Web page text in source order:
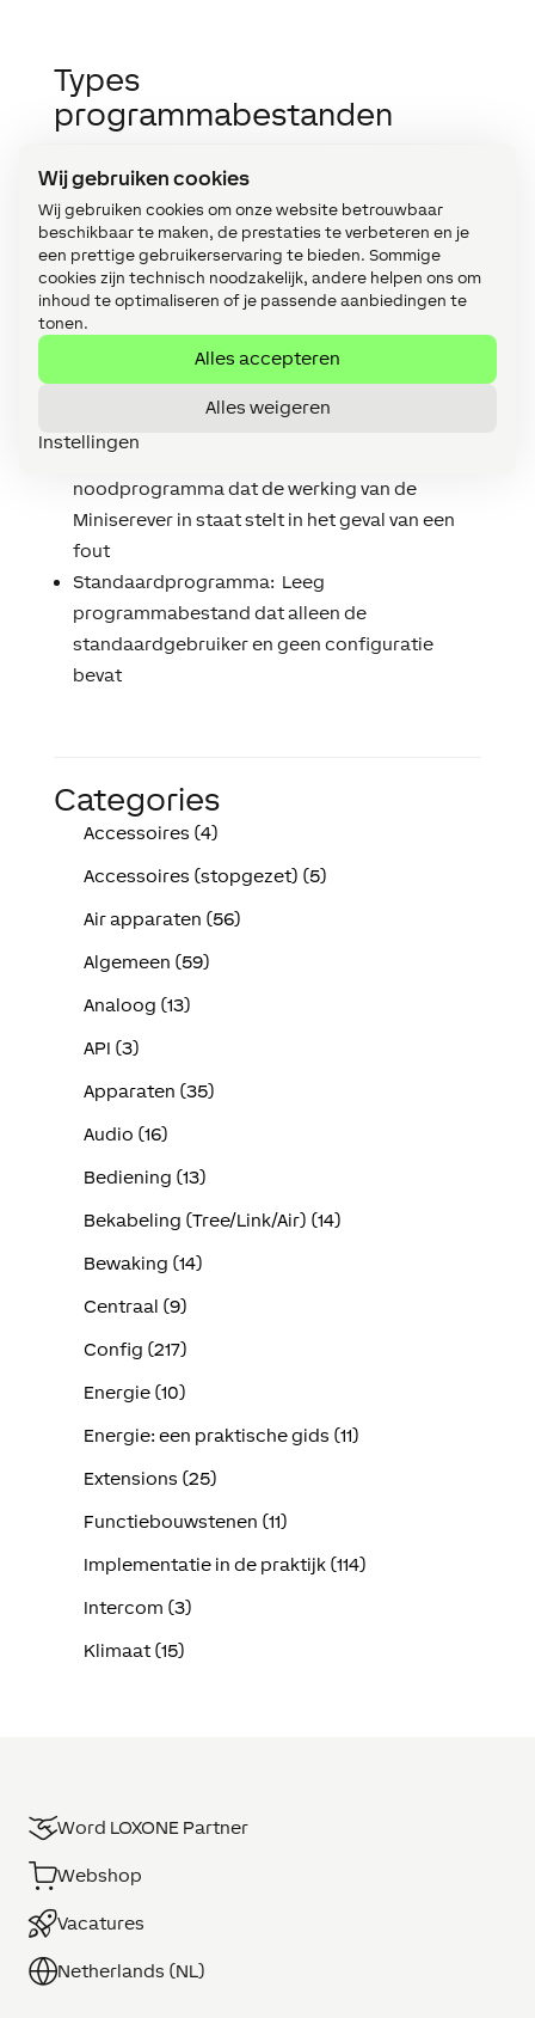
Wij gebruiken cookies
Wij gebruiken cookies om onze website betrouwbaar
beschikbaar te maken, de prestaties te verbeteren en je
een prettige gebruikerservaring te bieden. Sommige
cookies zijn technisch noodzakelijk, andere helpen ons om
inhoud te optimaliseren of je passende aanbiedingen te
tonen.
Alles accepteren
Alles weigeren
Instellingen
Types
programmabestanden
gemaakt met de Loxone Config-software en is
opgeslagen op de Miniserver. Het bevat de
configuratie (modules, logica, apparaten, …) van
de Miniserver. Volgende soorten
programmabestanden zijn aanwezig op de
Miniserver:
Emergency programma
noodprogramma dat de werking van de
Miniserever in staat stelt in het geval van een
fout
Standaardprogramma: Leeg
programmabestand dat alleen de
standaardgebruiker en geen configuratie
bevat
Categories
Accessoires (4)
Accessoires (stopgezet) (5)
Air apparaten (56)
Algemeen (59)
Analoog (13)
API (3)
Apparaten (35)
Audio (16)
Bediening (13)
Bekabeling (Tree/Link/Air) (14)
Bewaking (14)
Centraal (9)
Config (217)
Energie (10)
Energie: een praktische gids (11)
Extensions (25)
Functiebouwstenen (11)
Implementatie in de praktijk (114)
Intercom (3)
Klimaat (15)
Word LOXONE Partner
Webshop
Vacatures
Netherlands (NL)